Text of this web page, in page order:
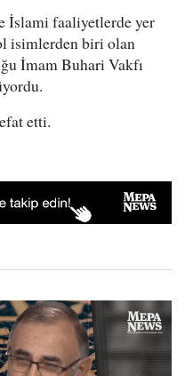
İslami faaliyetlerde yer
isimlerden biri olan
İmam Buhari Vakfı
etti.